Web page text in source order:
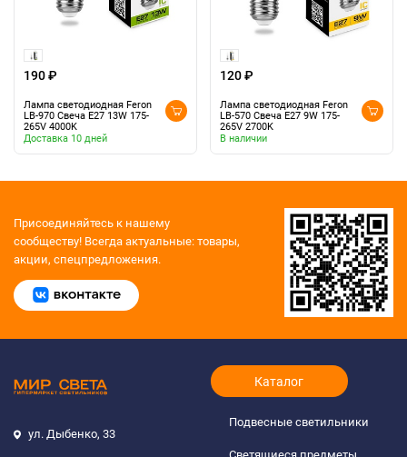
190 ₽
Лампа светодиодная Feron
LB-970 Свеча E27 13W 175-
265V 4000K
Доставка 10 дней
120 ₽
Лампа светодиодная Feron
LB-570 Свеча E27 9W 175-
265V 2700K
В наличии
Присоединяйтесь к нашему
сообществу! Всегда актуальные: товары,
акции, спецпредложения.
ул. Дыбенко, 33
Каталог
Подвесные светильники